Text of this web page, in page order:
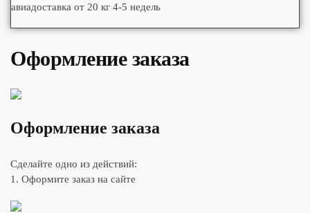
авиадоставка от 20 кг 4-5 недель
Оформление заказа
Оформление заказа
Сделайте одно из действий:
1. Оформите заказ на сайте